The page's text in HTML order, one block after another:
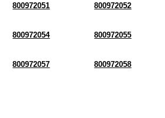
800972051 800972052
800972054 800972055
800972057 800972058